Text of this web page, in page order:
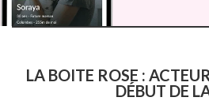
LA BOITE ROSE :
DÉBUT DE